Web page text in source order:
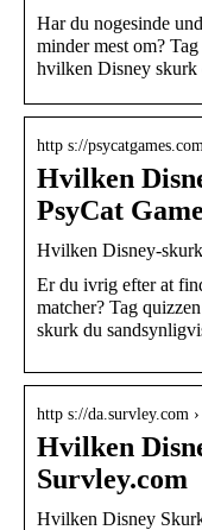
Har du nogesinde
minder mest om?
hvilken Disney skurk
http s://
Hvilken
PsyCat
Hvilken Disney-
Er du ivrig efter at
matcher? Tag
skurk du
http s://da.survley.com
Hvilken
Survley.com
Hvilken Disney